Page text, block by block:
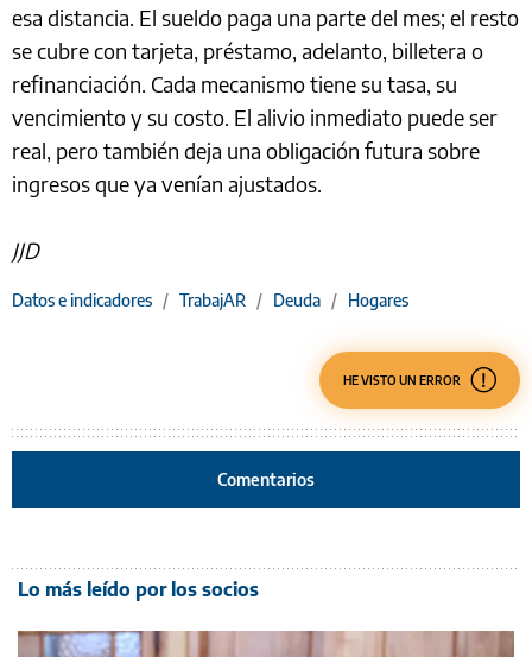
esa distancia. El sueldo paga una parte del mes; el resto
se cubre con tarjeta, préstamo, adelanto, billetera o
refinanciación. Cada mecanismo tiene su tasa, su
vencimiento y su costo. El alivio inmediato puede ser
real, pero también deja una obligación futura sobre
ingresos que ya venían ajustados.
JJD
Datos e indicadores / TrabajAR / Deuda / Hogares
HE VISTO UN ERROR
Comentarios
Lo más leído por los socios